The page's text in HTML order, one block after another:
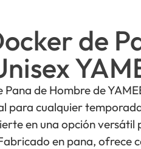
de
de Hombre de
para cualquier
en una opción
en pana, ofrece